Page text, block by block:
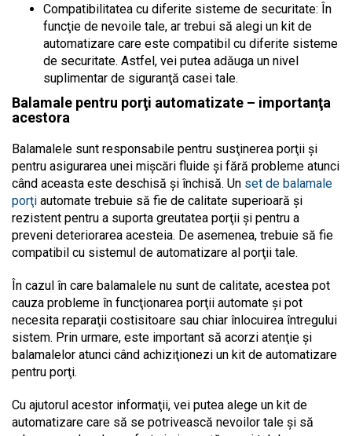
Compatibilitatea cu diferite sisteme de securitate: În
funcţie de nevoile tale, ar trebui să alegi un kit de
automatizare care este compatibil cu diferite sisteme
de securitate. Astfel, vei putea adăuga un nivel
suplimentar de siguranţă casei tale.
Balamale pentru porţi automatizate – importanţa
acestora
Balamalele sunt responsabile pentru susţinerea porţii şi
pentru asigurarea unei mişcări fluide şi fără probleme atunci
când aceasta este deschisă şi închisă. Un set de balamale
porţi automate trebuie să fie de calitate superioară şi
rezistent pentru a suporta greutatea porţii şi pentru a
preveni deteriorarea acesteia. De asemenea, trebuie să fie
compatibil cu sistemul de automatizare al porţii tale.
În cazul în care balamalele nu sunt de calitate, acestea pot
cauza probleme în funcţionarea porţii automate şi pot
necesita reparaţii costisitoare sau chiar înlocuirea întregului
sistem. Prin urmare, este important să acorzi atenţie şi
balamalelor atunci când achiziţionezi un kit de automatizare
pentru porţi.
Cu ajutorul acestor informaţii, vei putea alege un kit de
automatizare care să se potrivească nevoilor tale şi să